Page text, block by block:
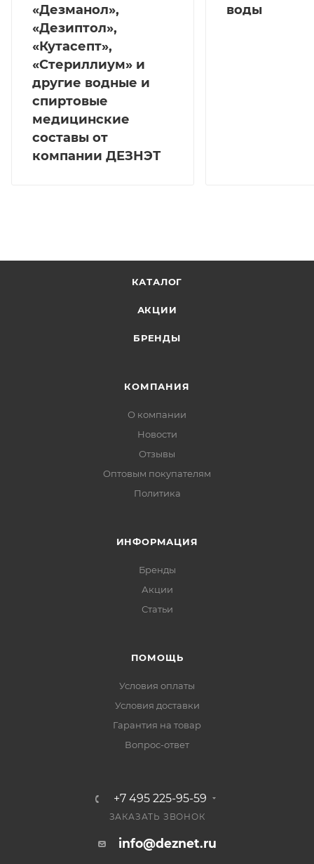
«Дезманол»,
«Дезиптол»,
«Кутасепт»,
«Стериллиум» и
другие водные и
спиртовые
медицинские
составы от
компании ДЕЗНЭТ
воды
КАТАЛОГ
АКЦИИ
БРЕНДЫ
КОМПАНИЯ
О компании
Новости
Отзывы
Оптовым покупателям
Политика
ИНФОРМАЦИЯ
Бренды
Акции
Статьи
ПОМОЩЬ
Условия оплаты
Условия доставки
Гарантия на товар
Вопрос-ответ
+7 495 225-95-59
ЗАКАЗАТЬ ЗВОНОК
info@deznet.ru